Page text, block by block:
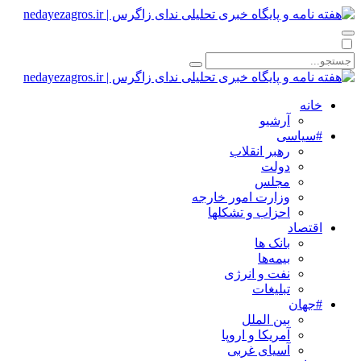
خانه
آرشیو
#سیاسی
رهبر انقلاب
دولت
مجلس
وزارت امور خارجه
احزاب و تشکلها
اقتصاد
بانک ها
بیمه‌ها
نفت و انرژی
تبلیغات
#جهان
بین الملل
آمریکا و اروپا
آسیای غربی